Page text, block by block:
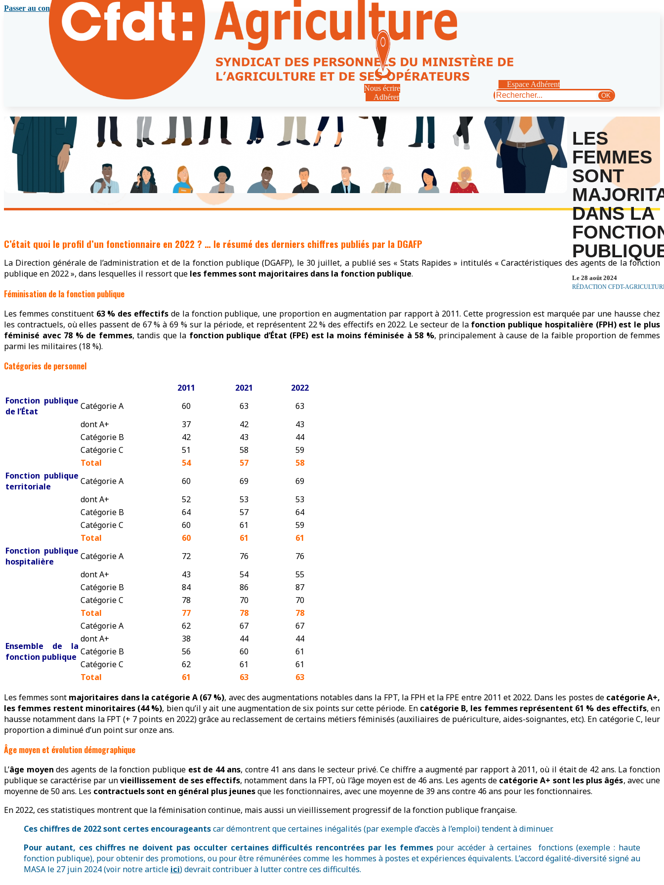
Passer au contenu principal
Nous écrire
Adhérer
Espace Adhérent
Rechercher
OK
LES
FEMMES
SONT
DANS LA
Le 28 août 2024
RÉDACTION CFDT-
C’était quoi le profil d’un fonctionnaire en 2022 ? … le résumé des derniers chiffres publiés par la DGAFP
La Direction générale de l’administration et de la fonction publique (DGAFP), le 30 juillet, a publié ses « Stats Rapides » intitulés « Caractéristiques des agents de la fonction
publique en 2022 », dans lesquelles il ressort que les femmes sont majoritaires dans la fonction publique.
Féminisation de la fonction publique
Les femmes constituent 63 % des effectifs de la fonction publique, une proportion en augmentation par rapport à 2011. Cette progression est marquée par une hausse chez
les contractuels, où elles passent de 67 % à 69 % sur la période, et représentent 22 % des effectifs en 2022. Le secteur de la fonction publique hospitalière (FPH) est le plus
féminisé avec 78 % de femmes, tandis que la fonction publique d’État (FPE) est la moins féminisée à 58 %, principalement à cause de la faible proportion de femmes
parmi les militaires (18 %).
Catégories de personnel
2011 2021
2022
Fonction publique
de l’État
Catégorie A 60 63
63
dont A+
37 42
43
Catégorie B
42 43
44
Catégorie C
51 58
59
Total
54 57
58
Fonction publique
territoriale
Catégorie A 60 69
69
dont A+
52 53
53
Catégorie B
64 57
64
Catégorie C
60 61
59
Total
60 61
61
Fonction publique
hospitalière
Catégorie A 72 76
76
dont A+
43 54
55
Catégorie B
84 86
87
Catégorie C
78 70
70
Total
77 78 78
Ensemble de la
fonction publique
Catégorie A 62 67
67
dont A+
38 44
44
Catégorie B
56 60
61
Catégorie C
62 61
61
Total
61 63
63
Les femmes sont majoritaires dans la catégorie A (67 %), avec des augmentations notables dans la FPT, la FPH et la FPE entre 2011 et 2022. Dans les postes de catégorie A+,
les femmes restent minoritaires (44 %), bien qu’il y ait une augmentation de six points sur cette période. En catégorie B, les femmes représentent 61 % des effectifs, en
hausse notamment dans la FPT (+ 7 points en 2022) grâce au reclassement de certains métiers féminisés (auxiliaires de puériculture, aides-soignantes, etc). En catégorie C, leur
proportion a diminué d’un point sur onze ans.
Âge moyen et évolution démographique
L’âge moyen des agents de la fonction publique est de 44 ans, contre 41 ans dans le secteur privé. Ce chiffre a augmenté par rapport à 2011, où il était de 42 ans. La fonction
publique se caractérise par unvieillissement de ses effectifs, notamment dans la FPT, où l’âge moyen est de 46 ans. Les agents de catégorie A+ sont les plus âgés, avec une
moyenne de 50 ans. Les contractuels sont en général plus jeunesque les fonctionnaires, avec une moyenne de 39 ans contre 46 ans pour les fonctionnaires.
En 2022, ces statistiques montrent que la féminisation continue, mais aussi un vieillissement progressif de la fonction publique française.
Ces chiffres de 2022 sont certes encourageantscar démontrent que certaines inégalités (par exemple d’accès à l’emploi) tendent à diminuer.
Pour autant, ces chiffres ne doivent pas occulter certaines difficultés rencontrées par les femmespour accéder à certaines fonctions (exemple : haute
fonction publique), pour obtenir des promotions, ou pour être rémunérées comme les hommes à postes et expériences équivalents. L’accord égalité-diversité signé au
MASA le 27 juin 2024 (voir notre article ici) devrait contribuer à lutter contre ces difficultés.